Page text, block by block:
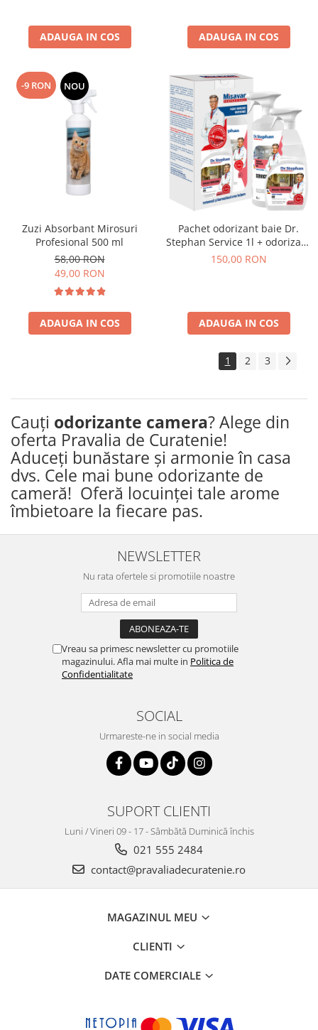
ADAUGA IN COS ADAUGA IN COS
-9 RON NOU
Zuzi Absorbant Mirosuri
Profesional 500 ml
58,00 RON
49,00 RON
ADAUGA IN COS
Pachet odorizant baie Dr.
Stephan Service 1l + odorizant
camera Dr. Stephan Air 750ml
150,00 RON
ADAUGA IN COS
1 2 3
Cauți odorizante camera? Alege din
oferta Pravalia de Curatenie!
Aduceți bunăstare și armonie în casa
dvs. Cele mai bune odorizante de
cameră! Oferă locuinței tale arome
îmbietoare la fiecare pas.
NEWSLETTER
Nu rata ofertele si promotiile noastre
Vreau sa primesc newsletter cu promotiile
magazinului. Afla mai multe in Politica de
Confidentialitate
SOCIAL
Urmareste-ne in social media
SUPORT CLIENTI
Luni / Vineri 09 - 17 - Sâmbătă Duminică închis
021 555 2484
contact@pravaliadecuratenie.ro
MAGAZINUL MEU
CLIENTI
DATE COMERCIALE